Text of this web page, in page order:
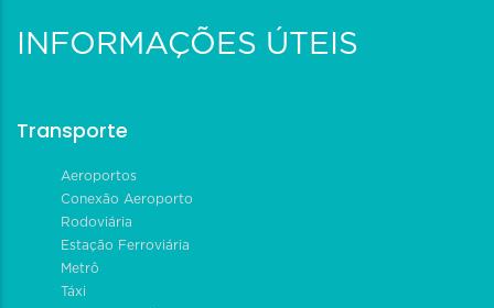
INFORMAÇÕES ÚTEIS
Transporte
Aeroportos
Conexão Aeroporto
Rodoviária
Estação Ferroviária
Metrô
Táxi